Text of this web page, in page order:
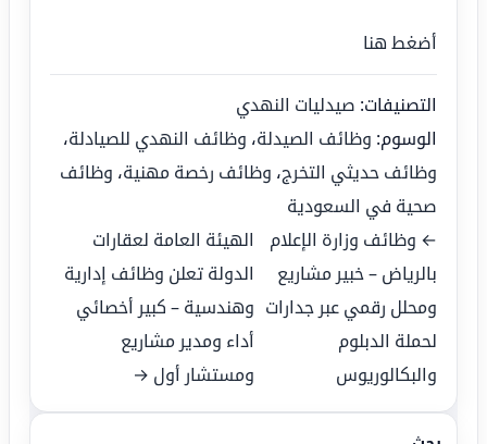
أضغط هنا
التصنيفات: صيدليات النهدي
الوسوم: وظائف الصيدلة، وظائف النهدي للصيادلة،
وظائف حديثي التخرج، وظائف رخصة مهنية، وظائف
صحية في السعودية
← وظائف وزارة الإعلام
بالرياض – خبير مشاريع
ومحلل رقمي عبر جدارات
لحملة الدبلوم
والبكالوريوس
الهيئة العامة لعقارات
الدولة تعلن وظائف إدارية
وهندسية – كبير أخصائي
أداء ومدير مشاريع
ومستشار أول →